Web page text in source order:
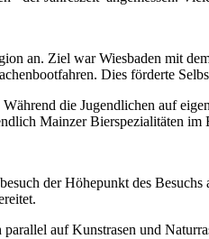
an. Ziel war Wiesbaden mit
Dies förderte
die Jugendlichen auf
Mainzer Bierspezialitäten
der Höhepunkt des
auf Kunstrasen und